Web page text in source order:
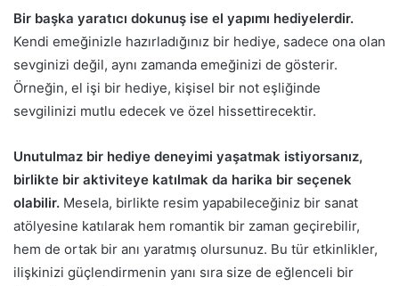
Bir başka yaratıcı dokunuş ise el yapımı hediyelerdir.
Kendi emeğinizle hazırladığınız bir hediye, sadece ona olan
sevginizi değil, aynı zamanda emeğinizi de gösterir.
Örneğin, el işi bir hediye, kişisel bir not eşliğinde
sevgilinizi mutlu edecek ve özel hissettirecektir.
Unutulmaz bir hediye deneyimi yaşatmak istiyorsanız,
birlikte bir aktiviteye katılmak da harika bir seçenek
olabilir. Mesela, birlikte resim yapabileceğiniz bir sanat
atölyesine katılarak hem romantik bir zaman geçirebilir,
hem de ortak bir anı yaratmış olursunuz. Bu tür etkinlikler,
ilişkinizi güçlendirmenin yanı sıra size de eğlenceli bir